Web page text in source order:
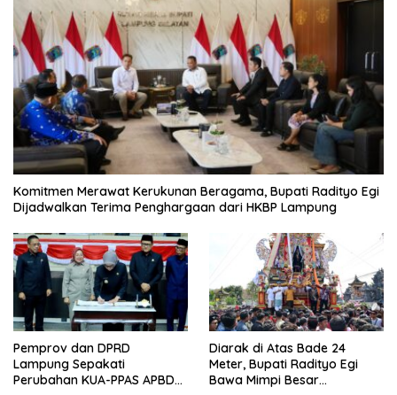
Komitmen Merawat Kerukunan Beragama, Bupati Radityo Egi
Dijadwalkan Terima Penghargaan dari HKBP Lampung
Pemprov dan DPRD
Lampung Sepakati
Perubahan KUA-PPAS APBD
Diarak di Atas Bade 24
Meter, Bupati Radityo Egi
Bawa Mimpi Besar